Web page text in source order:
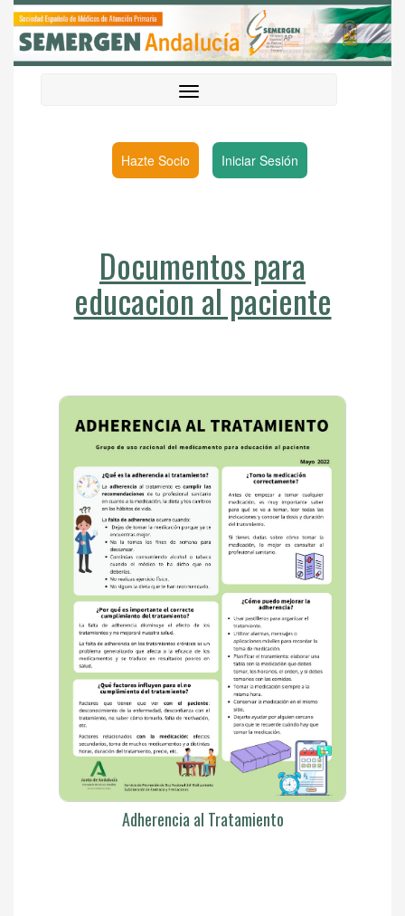
Hazte Socio Iniciar Sesión
Documentos para
educacion al paciente
Adherencia al Tratamiento